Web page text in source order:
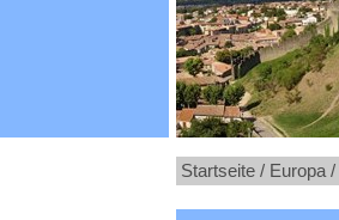
Startseite / Europa /